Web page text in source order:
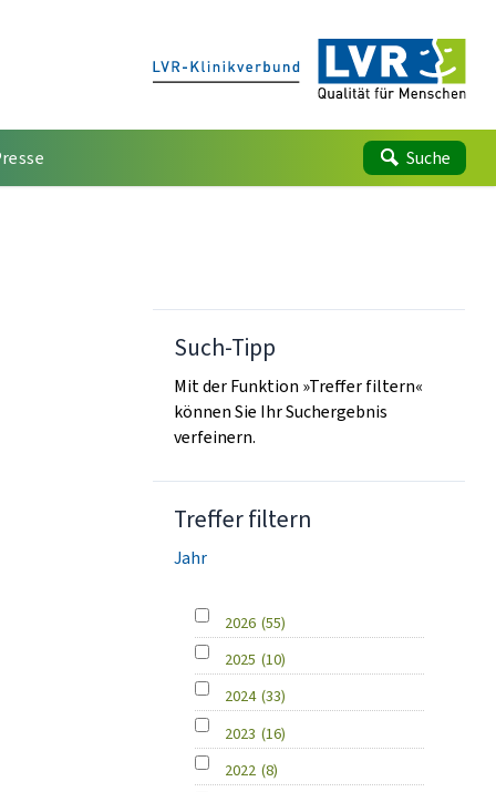
Suche
Such-Tipp
Mit der Funktion »Treffer filtern«
können Sie Ihr Suchergebnis
verfeinern.
Treffer filtern
Jahr
2026 (55)
2025 (10)
2024 (33)
2023 (16)
2022 (8)